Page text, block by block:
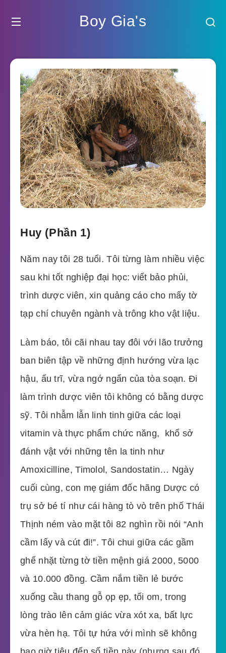
Boy Gia's
Huy (Phần 1)
Năm nay tôi 28 tuổi. Tôi từng làm nhiều việc
sau khi tốt nghiệp đại học: viết bảo phủi,
trình dược viên, xin quảng cáo cho mấy tờ
tạp chí chuyên ngành và trông kho vật liệu.
Làm báo, tôi cãi nhau tay đôi với lão trưởng
ban biên tập về những định hướng vừa lạc
hậu, ấu trĩ, vừa ngớ ngẩn của tòa soạn. Đi
làm trình dược viên tôi không có bằng dược
sỹ. Tôi nhẫm lẫn linh tinh giữa các loại
vitamin và thực phẩm chức năng, khổ sở
đánh vật với những tên la tinh như
Amoxicilline, Timolol, Sandostatin… Ngày
cuối cùng, con mẹ giám đốc hãng Dược có
trụ sở bé tí như cái hàng tò vò trên phố Thái
Thịnh ném vào mặt tôi 82 nghìn rồi nói “Anh
cầm lấy và cút đi!”. Tôi chui giữa các gầm
ghế nhặt từng tờ tiền mệnh giá 2000, 5000
và 10.000 đồng. Cầm nắm tiền lẻ bước
xuống cầu thang gỗ ọp ẹp, tối om, trong
lòng trào lên cảm giác vừa xót xa, bất lực
vừa hèn hạ. Tôi tự hứa với mình sẽ không